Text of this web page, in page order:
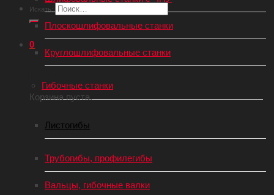
Искать:
0
Корзина пуста.
Плоскошлифовальные станки
Круглошлифовальные станки
Гибочные станки
Листогибы
Трубогибы, профилегибы
Вальцы, гибочные валки